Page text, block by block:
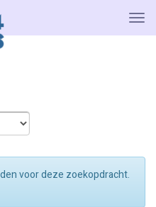
voor deze zoekopdracht.